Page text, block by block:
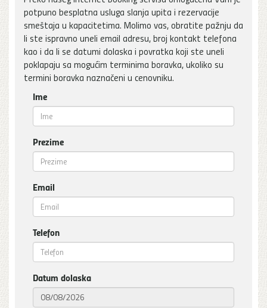
potpuno besplatna usluga slanja upita i rezervacije
smeštaja u kapacitetima. Molimo vas, obratite pažnju da
li ste ispravno uneli email adresu, broj kontakt telefona
kao i da li se datumi dolaska i povratka koji ste uneli
poklapaju sa mogućim terminima boravka, ukoliko su
termini boravka naznačeni u cenovniku.
Ime
Prezime
Email
Telefon
Datum dolaska